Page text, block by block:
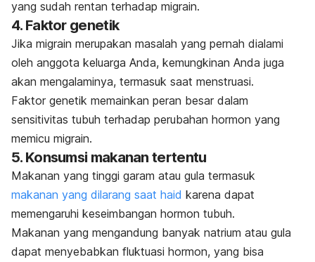
yang sudah rentan terhadap migrain.
4. Faktor genetik
Jika migrain merupakan masalah yang pernah dialami
oleh anggota keluarga Anda, kemungkinan Anda juga
akan mengalaminya, termasuk saat menstruasi.
Faktor genetik memainkan peran besar dalam
sensitivitas tubuh terhadap perubahan hormon yang
memicu migrain.
5. Konsumsi makanan tertentu
Makanan yang tinggi garam atau gula termasuk
makanan yang dilarang saat haid karena dapat
memengaruhi keseimbangan hormon tubuh.
Makanan yang mengandung banyak natrium atau gula
dapat menyebabkan fluktuasi hormon, yang bisa